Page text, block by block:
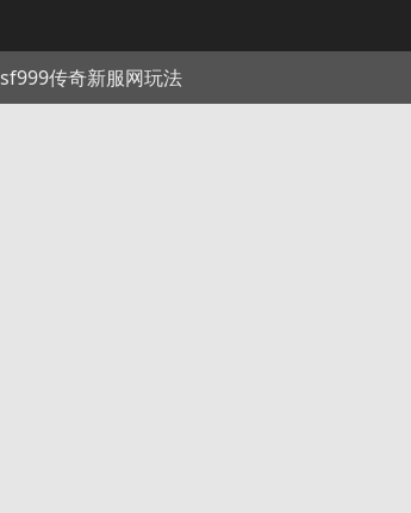
sf999传奇新服网玩法